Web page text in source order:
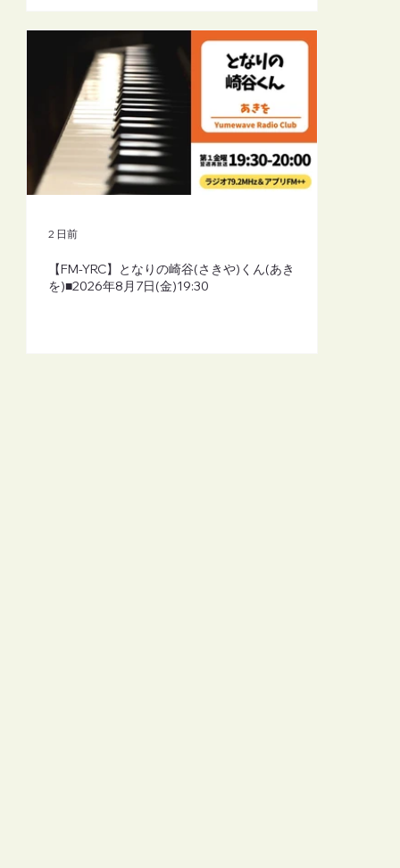
【FM-YRC】となりの崎谷(さきや)くん(あき
を)■2026年8月7日(金)19:30
2 日前